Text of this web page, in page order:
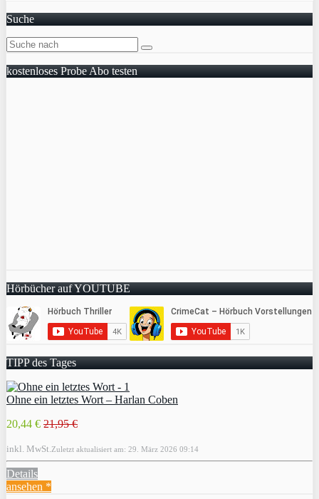
Suche
kostenloses Probe Abo testen
Hörbücher auf YOUTUBE
TIPP des Tages
Ohne ein letztes Wort – Harlan Coben
20,44 € 21,95 €
inkl. MwSt. Zuletzt aktualisiert am: 29. März 2026 09:14
Details
ansehen *